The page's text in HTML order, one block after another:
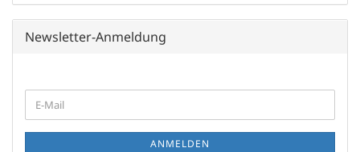
Newsletter-Anmeldung
ZUR
NEWSLETTER-
E-
Mail
ANMELDEN